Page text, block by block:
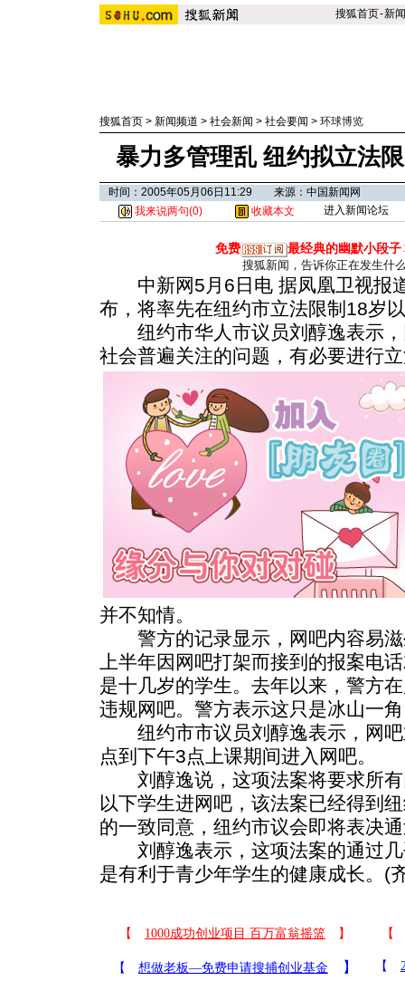
搜狐首页-新闻
搜狐首页 > 新闻频道 > 社会新闻 > 社会要闻 > 环球博览
暴力多管理乱 纽约拟立法
时间：2005年05月06日11:29 来源：中国新闻网
我来说两句(0) 收藏本文 进入新闻论坛
免费 最经典的幽默小段子
搜狐新闻，告诉你正在发生什
中新网5月6日电 据凤凰卫视报
布，将率先在纽约市立法限制18岁
纽约市华人市议员刘醇逸表示，
社会普遍关注的问题，有必要进行
并不知情。
警方的记录显示，网吧内容易滋
上半年因网吧打架而接到的报案电
是十几岁的学生。去年以来，警方
违规网吧。警方表示这只是冰山一
纽约市市议员刘醇逸表示，网吧
点到下午3点上课期间进入网吧。
刘醇逸说，这项法案将要求所有
以下学生进网吧，该法案已经得到
的一致同意，纽约市议会即将表决
刘醇逸表示，这项法案的通过几
是有利于青少年学生的健康成长。(